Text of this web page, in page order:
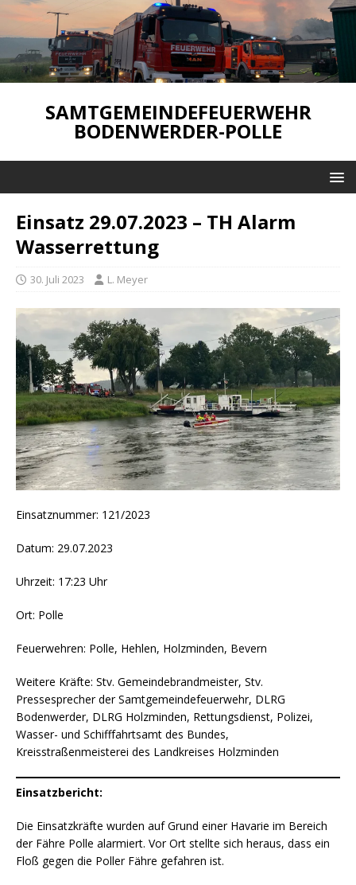
SAMTGEMEINDEFEUERWEHR
BODENWERDER-POLLE
Einsatz 29.07.2023 – TH Alarm
Wasserrettung
30. Juli 2023 L. Meyer
Einsatznummer: 121/2023
Datum: 29.07.2023
Uhrzeit: 17:23 Uhr
Ort: Polle
Feuerwehren: Polle, Hehlen, Holzminden, Bevern
Weitere Kräfte: Stv. Gemeindebrandmeister, Stv.
Pressesprecher der Samtgemeindefeuerwehr, DLRG
Bodenwerder, DLRG Holzminden, Rettungsdienst, Polizei,
Wasser- und Schifffahrtsamt des Bundes,
Kreisstraßenmeisterei des Landkreises Holzminden
Einsatzbericht:
Die Einsatzkräfte wurden auf Grund einer Havarie im Bereich
der Fähre Polle alarmiert. Vor Ort stellte sich heraus, dass ein
Floß gegen die Poller Fähre gefahren ist.